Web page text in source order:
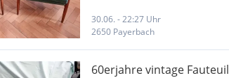
30.06. - 22:27 Uhr
2650 Payerbach
60erjahre vintage Fauteuil